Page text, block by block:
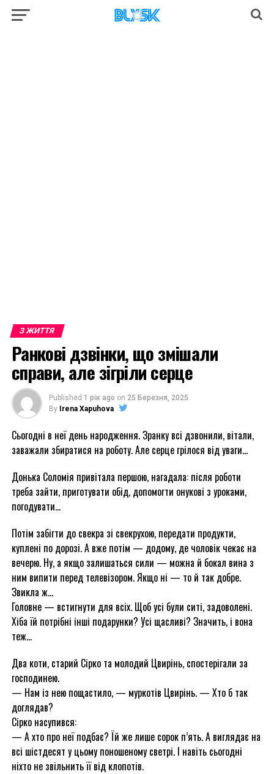
З ЖИТТЯ
Ранкові дзвінки, що змішали
справи, але зігріли серце
Published 1 рік ago on 25 Березня, 2025
By Irena Xapuhova
Сьогодні в неї день народження. Зранку всі дзвонили, вітали,
заважали збиратися на роботу. Але серце грілося від уваги…
Донька Соломія привітала першою, нагадала: після роботи
треба зайти, приготувати обід, допомогти онукові з уроками,
погодувати…
Потім забігти до свекра зі свекрухою, передати продукти,
куплені по дорозі. А вже потім — додому, де чоловік чекає на
вечерю. Ну, а якщо залишаться сили — можна й бокал вина з
ним випити перед телевізором. Якщо ні — то й так добре.
Звикла ж…
Головне — встигнути для всіх. Щоб усі були ситі, задоволені.
Хіба їй потрібні інші подарунки? Усі щасливі? Значить, і вона
теж…
Два коти, старий Сірко та молодий Цвирінь, спостерігали за
господинею.
— Нам із нею пощастило, — муркотів Цвирінь. — Хто б так
доглядав?
Сірко насупився:
— А хто про неї подбає? Їй же лише сорок п’ять. А виглядає на
всі шістдесят у цьому поношеному светрі. І навіть сьогодні
ніхто не звільнить її від клопотів.